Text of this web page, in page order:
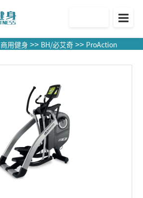
商用健身 >> BH/必艾奇 >> ProAction